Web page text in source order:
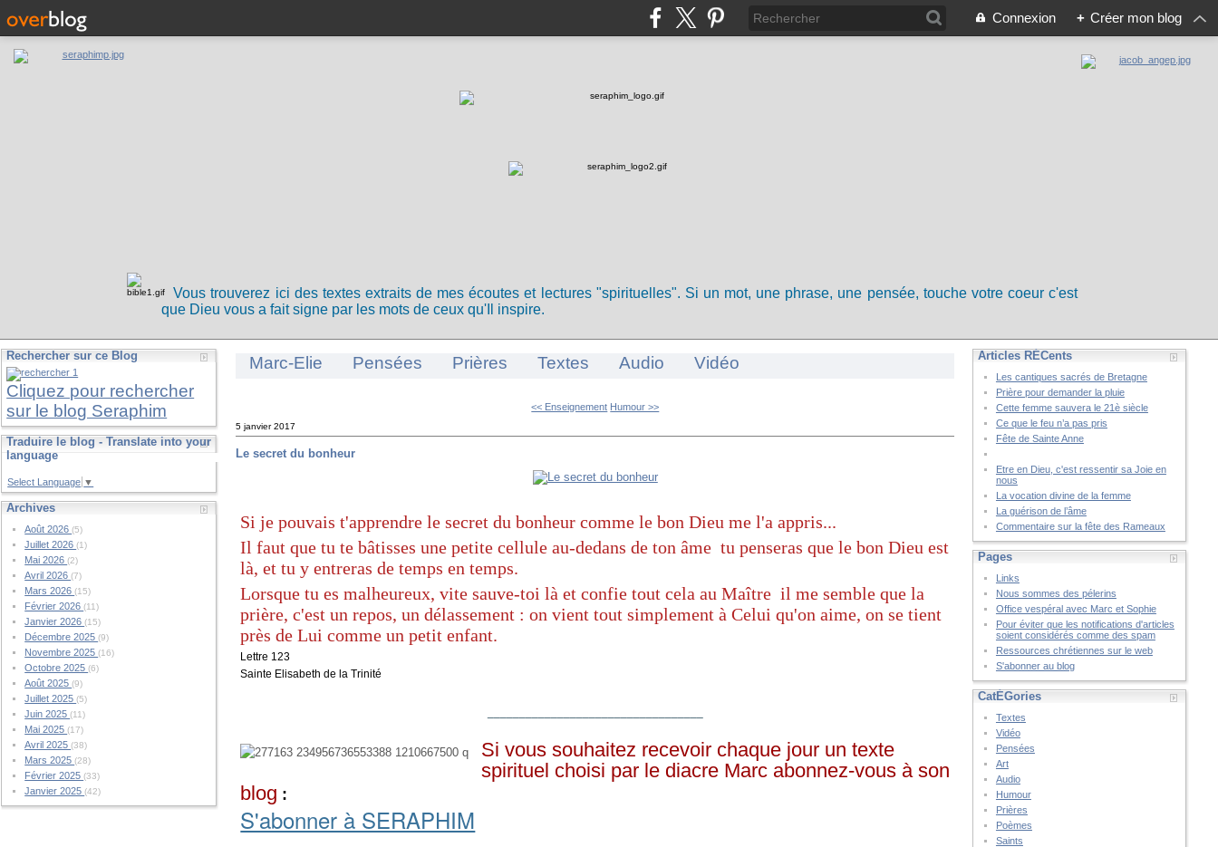
Connexion + Créer mon blog
Vous trouverez ici des textes extraits de mes écoutes et lectures "spirituelles". Si un mot, une phrase, une pensée, touche votre coeur c'est
que Dieu vous a fait signe par les mots de ceux qu'Il inspire.
Rechercher sur ce Blog
Cliquez pour rechercher
sur le blog Seraphim
Traduire le blog - Translate into your
language
Select Language ▼
Archives
Août 2026(5)
Juillet 2026(1)
Mai 2026(2)
Avril 2026(7)
Mars 2026(15)
Février 2026(11)
Janvier 2026(15)
Décembre 2025(9)
Novembre 2025(16)
Octobre 2025(6)
Août 2025(9)
Juillet 2025(5)
Juin 2025(11)
Mai 2025(17)
Avril 2025(38)
Mars 2025(28)
Février 2025(33)
Janvier 2025(42)
Marc-Elie Pensées Prières Textes Audio Vidéo
<< Enseignement Humour >>
5 janvier 2017
Le secret du bonheur
Si je pouvais t'apprendre le secret du bonheur comme le bon Dieu me l'a appris...
Il faut que tu te bâtisses une petite cellule au-dedans de ton âme tu penseras que le bon Dieu est
là, et tu y entreras de temps en temps.
Lorsque tu es malheureux, vite sauve-toi là et confie tout cela au Maître il me semble que la
prière, c'est un repos, un délassement : on vient tout simplement à Celui qu'on aime, on se tient
près de Lui comme un petit enfant.
Lettre 123
Sainte Elisabeth de la Trinité
Si vous souhaitez recevoir chaque jour un texte
spirituel choisi par le diacre Marc abonnez-vous à son
blog :
S'abonner à SERAPHIM
Articles RÉCents
Les cantiques sacrés de Bretagne
Prière pour demander la pluie
Cette femme sauvera le 21è siècle
Ce que le feu n’a pas pris
Fête de Sainte Anne
Etre en Dieu, c'est ressentir sa Joie en
nous
La vocation divine de la femme
La guérison de l’âme
Commentaire sur la fête des Rameaux
Pages
Links
Nous sommes des pélerins
Office vespéral avec Marc et Sophie
Pour éviter que les notifications d'articles
soient considérés comme des spam
Ressources chrétiennes sur le web
S'abonner au blog
CatÉGories
Textes
Vidéo
Pensées
Art
Audio
Humour
Prières
Poèmes
Saints